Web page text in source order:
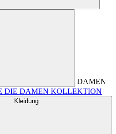
DAMEN
DIE DAMEN KOLLEKTION
Kleidung